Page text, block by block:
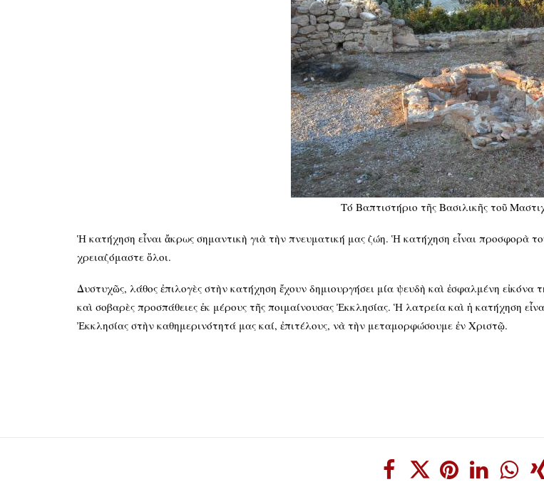
Τό Βαπτιστήριο τῆς Βασιλικῆς τοῦ
Ἡ κατήχηση εἶναι ἄκρως σημαντικὴ γιὰ τὴν πνευματική μας ζώη. Ἡ κατήχηση εἶναι προσφορὰ
χρειαζόμαστε ὅλοι.
Δυστυχῶς, λάθος ἐπιλογὲς στὴν κατήχηση ἔχουν δημιουργήσει μία ψευδὴ καὶ ἐσφαλμένη
καὶ σοβαρὲς προσπάθειες ἐκ μέρους τῆς ποιμαίνουσας Ἐκκλησίας. Ἡ λατρεία καὶ ἡ κατήχηση
Ἐκκλησίας στὴν καθημερινότητά μας καί, ἐπιτέλους, νὰ τὴν μεταμορφώσουμε ἐν Χριστῷ.